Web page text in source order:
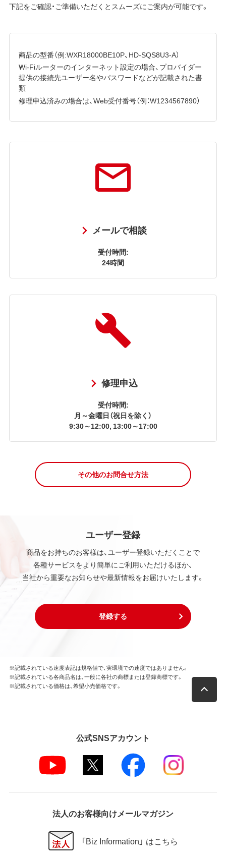
下記をご確認・ご準備いただくとスムーズにご案内が可能です。
商品の型番（例:WXR18000BE10P、HD-SQS8U3-A）
Wi-Fiルーターのインターネット設定の場合、プロバイダー
提供の接続先ユーザー名やパスワードなどが記載された書
類
修理申込済みの場合は、Web受付番号（例：W1234567890）
メールで相談
受付時間:
24時間
修理申込
受付時間:
月～金曜日（祝日を除く）
9:30～12:00, 13:00～17:00
その他のお問合せ方法
ユーザー登録
商品をお持ちのお客様は、ユーザー登録いただくことで
各種サービスをより簡単にご利用いただけるほか、
当社から重要なお知らせや最新情報をお届けいたします。
登録する
※記載されている速度表記は規格値で、実環境での速度ではありません。
※記載されている各商品名は、一般に各社の商標または登録商標です。
※記載されている価格は、希望小売価格です。
公式SNSアカウント
法人のお客様向けメールマガジン
「Biz Information」 はこちら